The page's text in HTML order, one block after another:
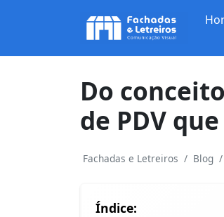
Do
de PDV
Fachadas e Letreiros Blog
Índice: